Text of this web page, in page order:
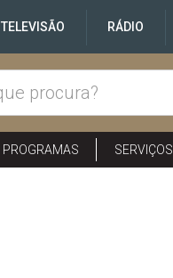
TELEVISÃO RÁDIO
PROGRAMAS SERVIÇOS